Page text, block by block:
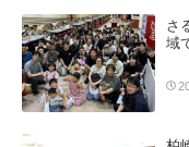
さ
域